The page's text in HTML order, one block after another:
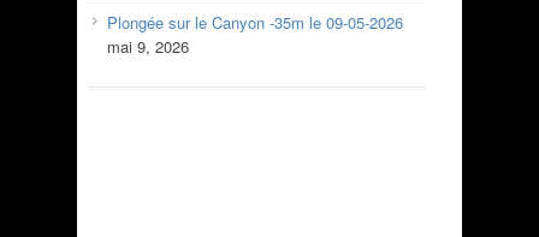
Plongée sur le Canyon -35m le 09-05-2026
mai 9, 2026